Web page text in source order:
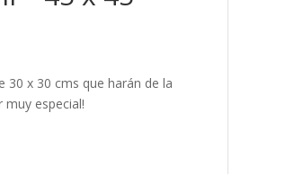
30 x 30 cms que harán de la
especial!